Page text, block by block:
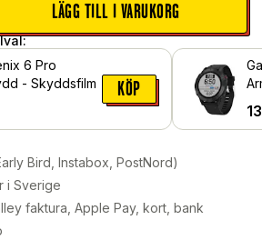
LÄGG TILL I VARUKORG
6 Pro
- Skyddsfilm
KÖP
Bird, Instabox, PostNord)
i Sverige
faktura, Apple Pay, kort, bank